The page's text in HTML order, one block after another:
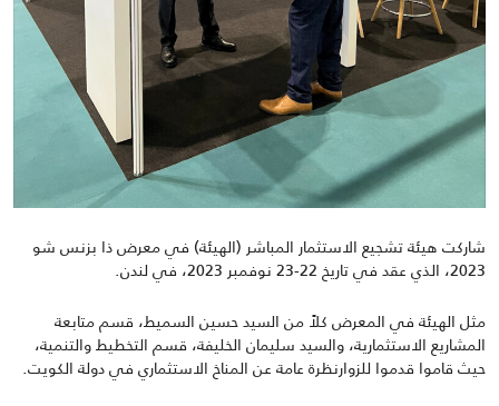
شاركت هيئة تشجيع الاستثمار المباشر (الهيئة) في معرض ذا بزنس شو
2023، الذي عقد في تاريخ 22-23 نوفمبر 2023، في لندن.
مثل الهيئة في المعرض كلاً من السيد حسين السميط، قسم متابعة
المشاريع الاستثمارية، والسيد سليمان الخليفة، قسم التخطيط والتنمية،
حيث قاموا قدموا للزوارنظرة عامة عن المناخ الاستثماري في دولة الكويت.